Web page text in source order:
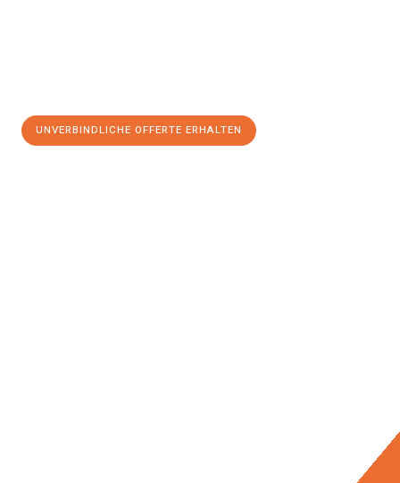
UNVERBINDLICHE OFFERTE ERHALTEN